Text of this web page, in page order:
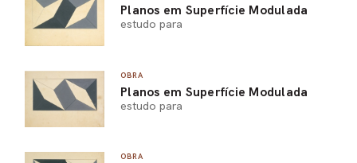
Planos em Superfície Modulada
estudo para
OBRA
Planos em Superfície Modulada
estudo para
OBRA